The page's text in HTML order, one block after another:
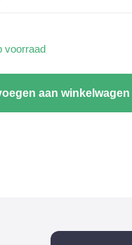
voorraad
aan winkelwagen